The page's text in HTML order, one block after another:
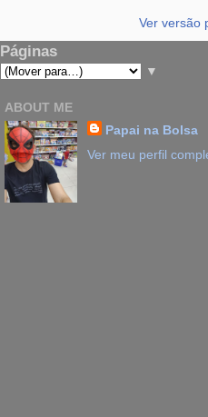
Ver versão
Páginas
▼
ABOUT ME
Papai na Bolsa
Ver meu perfil